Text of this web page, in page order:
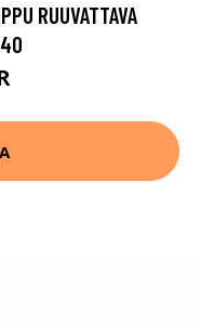
RUUVATTAVA